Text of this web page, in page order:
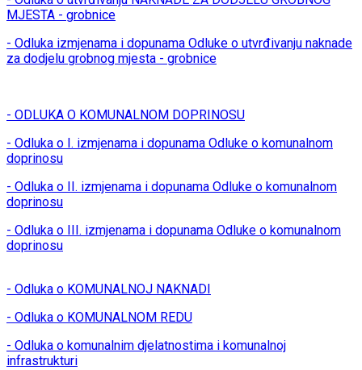
MJESTA - grobnice
- Odluka izmjenama i dopunama Odluke o utvrđivanju naknade
za dodjelu grobnog mjesta - grobnice
- ODLUKA O KOMUNALNOM DOPRINOSU
- Odluka o I. izmjenama i dopunama Odluke o komunalnom
doprinosu
- Odluka o II. izmjenama i dopunama Odluke o komunalnom
doprinosu
- Odluka o III. izmjenama i dopunama Odluke o komunalnom
doprinosu
- Odluka o KOMUNALNOJ NAKNADI
- Odluka o KOMUNALNOM REDU
- Odluka o komunalnim djelatnostima i komunalnoj
infrastrukturi